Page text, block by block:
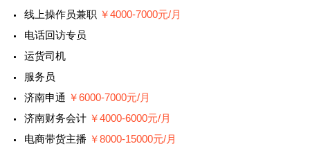
线上操作员兼职 ￥4000-7000元/月
电话回访专员
运货司机
服务员
济南申通 ￥6000-7000元/月
济南财务会计 ￥4000-6000元/月
电商带货主播 ￥8000-15000元/月